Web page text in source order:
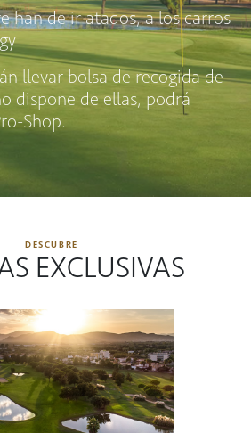
han de ir atados, a los carros
llevar bolsa de recogida de
dispone de ellas, podrá
Shop.
DESCUBRE
EXCLUSIVAS